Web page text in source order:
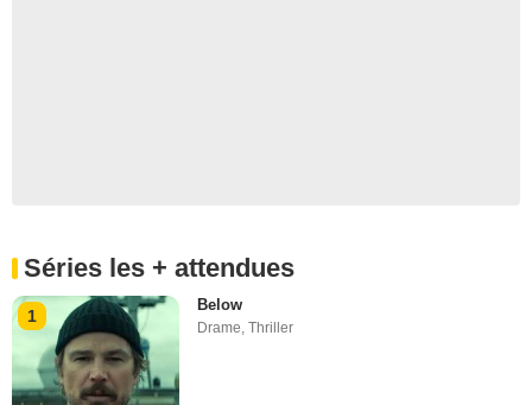
Séries les + attendues
1
Below
Drame,Thriller